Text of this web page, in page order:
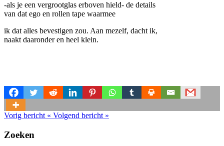
-als je een vergrootglas erboven hield- de details
van dat ego en rollen tape waarmee
ik dat alles bevestigen zou. Aan mezelf, dacht ik,
naakt daaronder en heel klein.
Vorig bericht « Volgend bericht »
Zoeken